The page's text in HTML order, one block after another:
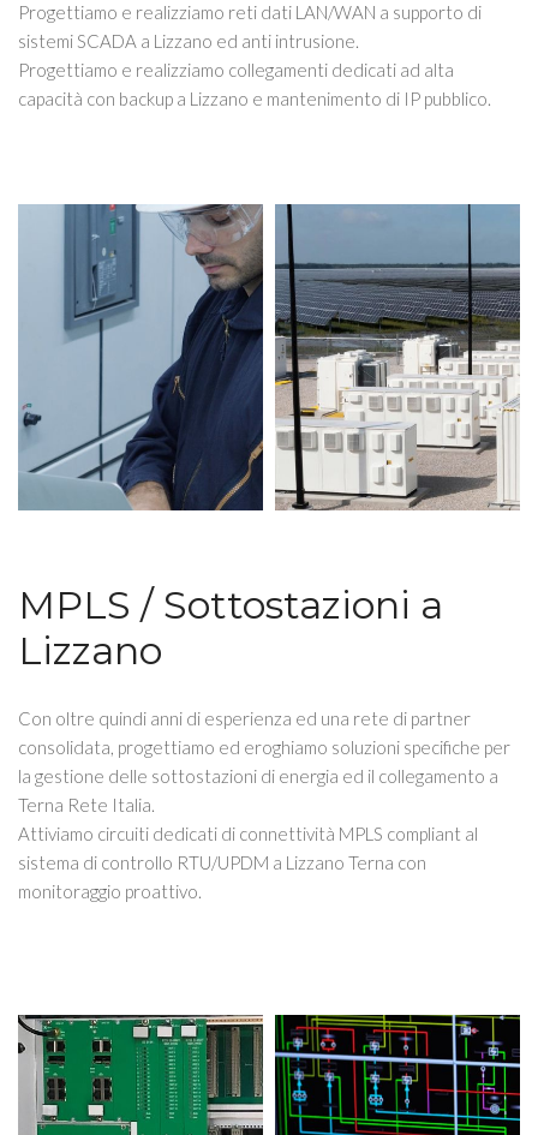
Progettiamo e realizziamo reti dati LAN/WAN a supporto di
sistemi SCADA a Lizzano ed anti intrusione.
Progettiamo e realizziamo collegamenti dedicati ad alta
capacità con backup a Lizzano e mantenimento di IP pubblico.
MPLS / Sottostazioni a
Lizzano
Con oltre quindi anni di esperienza ed una rete di partner
consolidata, progettiamo ed eroghiamo soluzioni specifiche per
la gestione delle sottostazioni di energia ed il collegamento a
Terna Rete Italia.
Attiviamo circuiti dedicati di connettività MPLS compliant al
sistema di controllo RTU/UPDM a Lizzano Terna con
monitoraggio proattivo.